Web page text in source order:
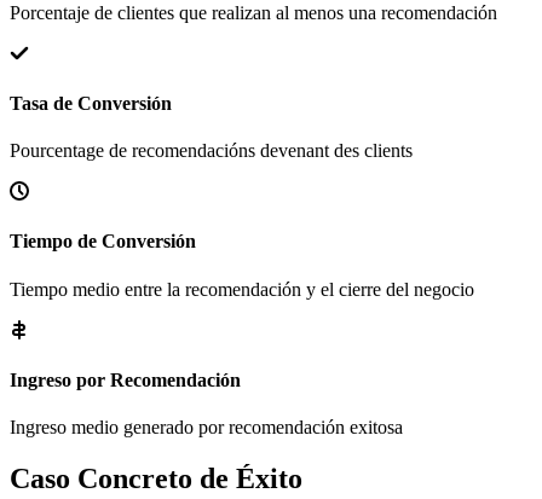
Porcentaje de clientes que realizan al menos una recomendación
Tasa de Conversión
Pourcentage de recomendacións devenant des clients
Tiempo de Conversión
Tiempo medio entre la recomendación y el cierre del negocio
Ingreso por Recomendación
Ingreso medio generado por recomendación exitosa
Caso Concreto de Éxito